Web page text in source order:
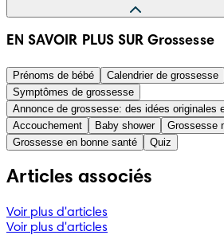
Les informations présentées dans cet
ou gouvernementale, comme par
de la santé ou le Conseil national des
obstétriciens français. Une liste des
présentée ci-dessous. Le contenu de
vocation à se substituer à l’avis d’un
Référez-vous toujours à de tels
EN SAVOIR PLUS SUR Grossesse
Prénoms de bébé
Calendrier de grossesse
Symptômes de grossesse
Annonce de grossesse: des idées originales
Accouchement
Baby shower
Grossesse
Grossesse en bonne santé
Quiz
Articles associés
Voir plus d'articles
Voir plus d'articles